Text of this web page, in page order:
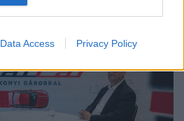
Data Access Privacy Policy